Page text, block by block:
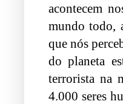
acontecem
mundo todo,
que nós
do planeta
terrorista na
4.000 seres